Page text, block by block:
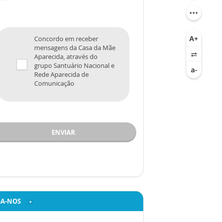
Concordo em receber
mensagens da Casa da Mãe
Aparecida, através do
grupo Santuário Nacional e
Rede Aparecida de
Comunicação
ENVIAR
NOS